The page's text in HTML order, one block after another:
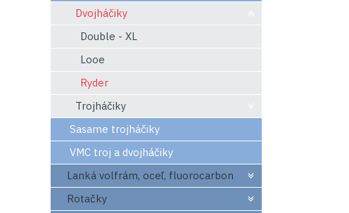
Dvojháčiky
Double - XL
Looe
Ryder
Trojháčiky
Sasame trojháčiky
VMC troj a dvojháčiky
Lanká volfrám, oceľ, fluorocarbon
Rotačky